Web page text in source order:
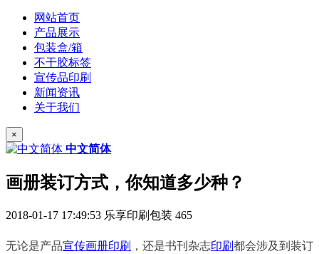
网站首页
产品展示
包装盒/箱
不干胶标签
宣传品印刷
新闻资讯
关于我们
×
中文简体
画册装订方式，你知道多少种？
2018-01-17 17:49:53 乐享印刷包装 465
无论是产品宣传画册印刷 ，还是书刊杂志印刷都会涉及到装订